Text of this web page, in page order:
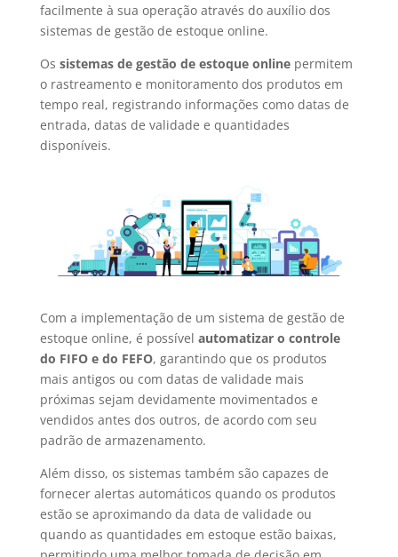
facilmente à sua operação através do auxílio dos
sistemas de gestão de estoque online.
Os sistemas de gestão de estoque onlinepermitem
o rastreamento e monitoramento dos produtos em
tempo real, registrando informações como datas de
entrada, datas de validade e quantidades
disponíveis.
Com a implementação de um sistema de gestão de
estoque online, é possível automatizar o controle
do FIFO e do FEFO, garantindo que os produtos
mais antigos ou com datas de validade mais
próximas sejam devidamente movimentados e
vendidos antes dos outros, de acordo com seu
padrão de armazenamento.
Além disso, os sistemas também são capazes de
fornecer alertas automáticos quando os produtos
estão se aproximando da data de validade ou
quando as quantidades em estoque estão baixas,